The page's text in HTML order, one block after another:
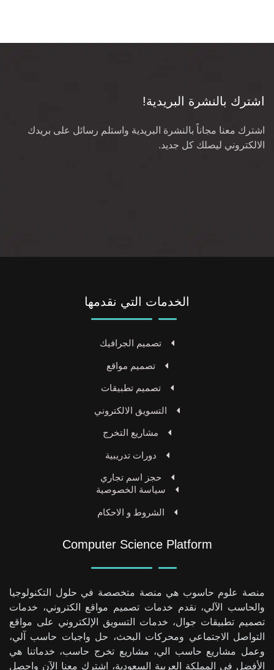
اشترك بالنشرة البريدية!
اشترك معنا مجاناً بالنشرة البريدية واستلم رسائل على بريدك
الالكتروني ليصلك كل جديد.
Computer Science Platform
منصة علوم حاسوب هي منصة متخصصة في حلول التكنولوجيا
والحاسب الآلي، نقدم خدمات تصميم مواقع الكتروني، خدمات
تصميم تطبيقات جوال، خدمات التسويق الإلكتروني على مواقع
التواصل الاجتماعي ومحركات البحث، حل واجبات حاسب آلي،
وعمل مشاريع حاسب الي، مشاريع تخرج حاسب، خدماتنا هي
الأفضل في المملكة العربية السعودية، اشترك معنا الآن واحصل
الخدمات التي نقدمها
تصميم الجرافيك
تصميم مواقع
تصميم تطبيقات
التسويق الالكتروني
مشاريع التخرج
دورات تدريبية
حجز اسم تجاري
سياسة الخصوصية
الشروط و الاحكام